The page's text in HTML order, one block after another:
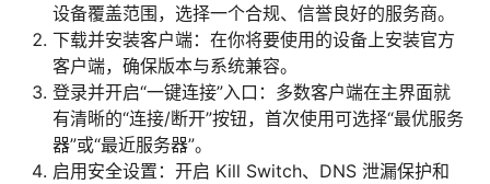
设备覆盖范围，选择一个合规、信誉良好的服务商。
下载并安装客户端：在你将要使用的设备上安装官方
客户端，确保版本与系统兼容。
登录并开启“一键连接”入口：多数客户端在主界面就
有清晰的“连接/断开”按钮，首次使用可选择“最优服务
器”或“最近服务器”。
启用安全设置：开启 Kill Switch、DNS 泄漏保护和